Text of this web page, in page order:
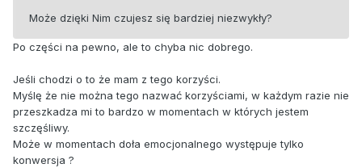
Może dzięki Nim czujesz się bardziej niezwykły?
Po części na pewno, ale to chyba nic dobrego.
Jeśli chodzi o to że mam z tego korzyści.
Myślę że nie można tego nazwać korzyściami, w każdym razie nie
przeszkadza mi to bardzo w momentach w których jestem
szczęśliwy.
Może w momentach doła emocjonalnego występuje tylko
konwersja ?